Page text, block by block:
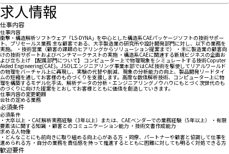
求人情報
仕事内容
仕事内容
衝撃・構造解析ソフトウェア「LS-DYNA」を中心とした構造系CAEパッケージソフトの技術サポー
ト、プリセールス業務 主な顧客である、大手製造業の研究所や設計開発部門に対し、以下の業務を
実施。 ・技術営業（顧客の課題のヒアリングからソリューション提案まで） ・主に製造業の顧客向
けの技術サポートおよびベンチマークテストの実施 ・構造系CAEに関連する新規ビジネスの企画お
よび立ち上げ 【配属部門について】 コンピューター上で物理現象をシミュレートする技術Coputer
Aided Engineering(CAE)。JSOLエンジニアリング事業本部ではCAE技術を駆使してリアルワールド
の物理をバーチャル上に再現し、実験の代替や削減、現象の分析能力の向上、製品開発リードタイ
ムの短縮を通してお客様のものづくりを支援します。高度な数値解析技術、コンピューター上に物
理を構築するモデル化手法、解析データの分析・エンジニアリングノウハウにもとづく次世代のも
のづくりに向けた提案をとおしてお客様とともに価値を創造していきます。
仕事内容の変更範囲
会社の定める業務
必須条件
必須条件
・大卒以上 ・CAE解析実務経験（3年以上）または、CAEベンダーでの業務経験（5年以上） ・有限
要素法に関する知識 ・顧客とのコミュニケーション能力 ・技術文書作成能力
求める人物像
・どんなことにも前向きに取り組める向上心がある方 ・同僚、パートナーや顧客と協調して仕事を
進められる方 ・自分の業務を責任感を持って推進するとともに困難に対しても明るく対処できる方
歓迎要件